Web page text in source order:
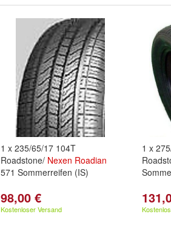
1 x 235/65/17 104T
Roadstone/ Nexen Roadian
571 Sommerreifen (IS)
98,00 €
Kostenloser Versand
1 x